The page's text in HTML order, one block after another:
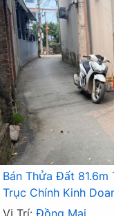
Bán Thửa Đất
Trục Chính Kinh
Vị Trí: Đồng Mai